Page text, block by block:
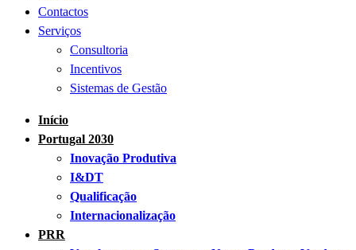
Contactos
Serviços
Consultoria
Incentivos
Sistemas de Gestão
Início
Portugal 2030
Inovação Produtiva
I&DT
Qualificação
Internacionalização
PRR